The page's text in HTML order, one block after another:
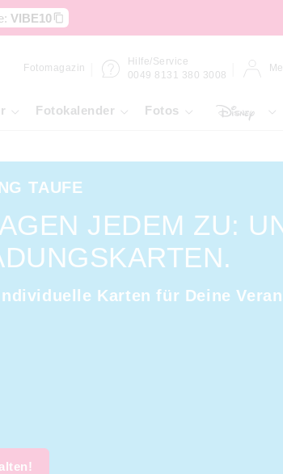
VIBE10
Fotomagazin
Hilfe/Service
0049 8131 380 3008
Fotokalender Fotos
TAUFE
JEDEM ZU:
Karten für Deine